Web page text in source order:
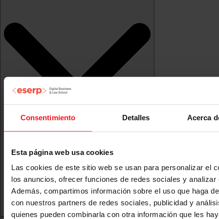
Consentimiento Detalles Acerca
Esta página web usa cookies
Las cookies de este sitio web se usan para personalizar el
los anuncios, ofrecer funciones de redes sociales y analizar
Además, compartimos información sobre el uso que haga
con nuestros partners de redes sociales, publicidad y
quienes pueden combinarla con otra información que les